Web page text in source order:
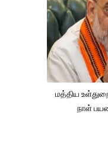
மத்திய
நாள்